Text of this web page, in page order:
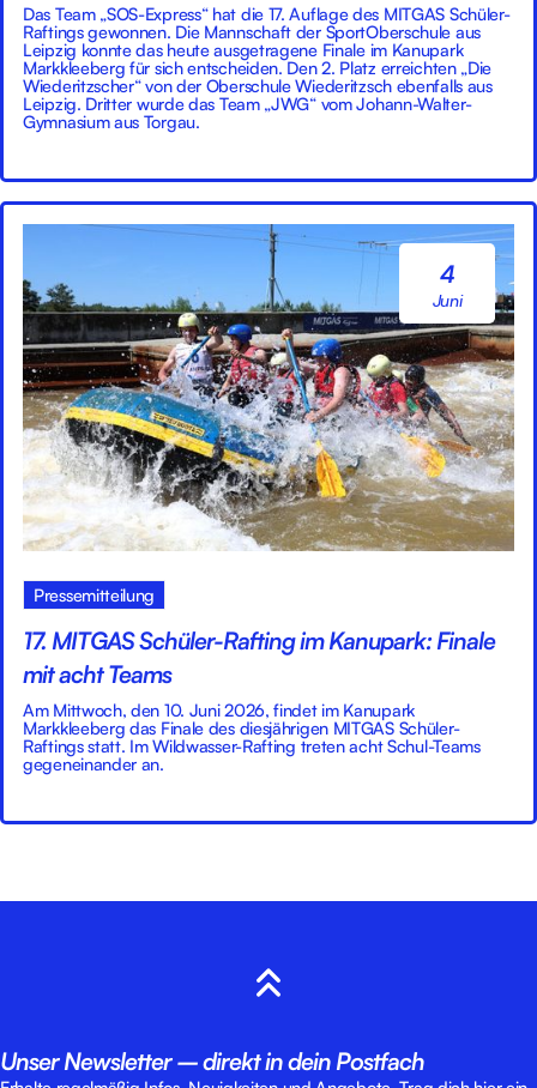
Das Team „SOS-Express“ hat die 17. Auflage des MITGAS Schüler-
Raftings gewonnen. Die Mannschaft der SportOberschule aus
Leipzig konnte das heute ausgetragene Finale im Kanupark
Markkleeberg für sich entscheiden. Den 2. Platz erreichten „Die
Wiederitzscher“ von der Oberschule Wiederitzsch ebenfalls aus
Leipzig. Dritter wurde das Team „JWG“ vom Johann-Walter-
Gymnasium aus Torgau.
4
Juni
Pressemitteilung
17. MITGAS Schüler-Rafting im Kanupark: Finale
mit acht Teams
Am Mittwoch, den 10. Juni 2026, findet im Kanupark
Markkleeberg das Finale des diesjährigen MITGAS Schüler-
Raftings statt. Im Wildwasser-Rafting treten acht Schul-Teams
gegeneinander an.
Unser Newsletter – direkt in dein Postfach